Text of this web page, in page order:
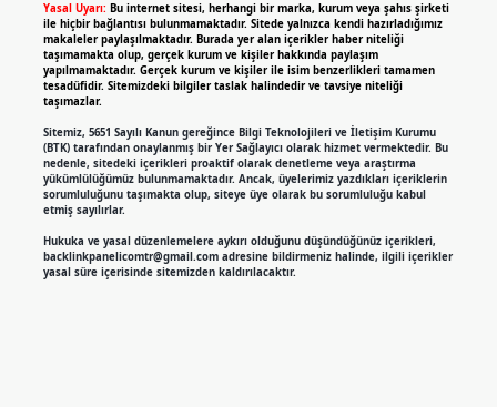
Yasal Uyarı: Bu internet sitesi, herhangi bir marka, kurum veya şahıs şirketi
ile hiçbir bağlantısı bulunmamaktadır. Sitede yalnızca kendi hazırladığımız
makaleler paylaşılmaktadır. Burada yer alan içerikler haber niteliği
taşımamakta olup, gerçek kurum ve kişiler hakkında paylaşım
yapılmamaktadır. Gerçek kurum ve kişiler ile isim benzerlikleri tamamen
tesadüfidir. Sitemizdeki bilgiler taslak halindedir ve tavsiye niteliği
taşımazlar.
Sitemiz, 5651 Sayılı Kanun gereğince Bilgi Teknolojileri ve İletişim Kurumu
(BTK) tarafından onaylanmış bir Yer Sağlayıcı olarak hizmet vermektedir. Bu
nedenle, sitedeki içerikleri proaktif olarak denetleme veya araştırma
yükümlülüğümüz bulunmamaktadır. Ancak, üyelerimiz yazdıkları içeriklerin
sorumluluğunu taşımakta olup, siteye üye olarak bu sorumluluğu kabul
etmiş sayılırlar.
Hukuka ve yasal düzenlemelere aykırı olduğunu düşündüğünüz içerikleri,
backlinkpanelicomtr@gmail.comadresine bildirmeniz halinde, ilgili içerikler
yasal süre içerisinde sitemizden kaldırılacaktır.